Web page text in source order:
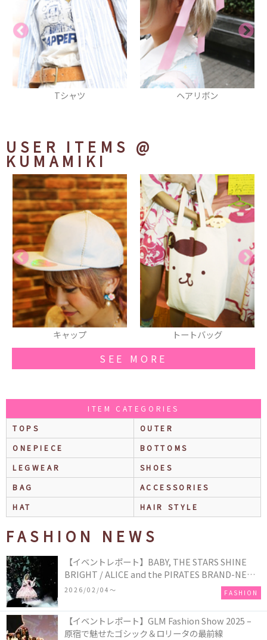
ヘアリボン Lady Victorian Rose
Jewelry〜想いは薔薇の花び
USER ITEMS @
KUMAMIKI
トートバッグ トートバッグ
SEE MORE
ITEM CATEGORIES
TOPS
OUTER
ONEPIECE
BOTTOMS
LEGWEAR
SHOES
BAG
ACCESSORIES
HAT
HAIR STYLE
FASHION NEWS
【イベントレポート】BABY, THE STARS SHINE
BRIGHT / ALICE and the PIRATES BRAND-NEW
COLLECTION in TOKYO
2026/02/04〜 FASHION
【イベントレポート】GLM Fashion Show 2025 –
原宿で魅せたゴシック＆ロリータの最前線